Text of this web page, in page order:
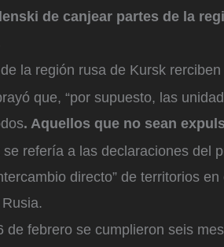
de canjear partes de la
la región rusa de Kursk
que, “por supuesto, las
. Aquellos que no sean
se refería a las declaraciones del
directo” de territorios
de febrero se cumplieron seis